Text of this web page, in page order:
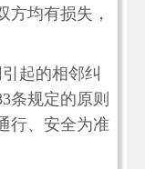
方均有损失，
起的相邻纠
条规定的原则
行、安全为准